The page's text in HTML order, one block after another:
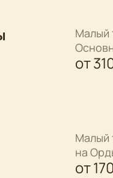
Малый
от
Малый
на
от